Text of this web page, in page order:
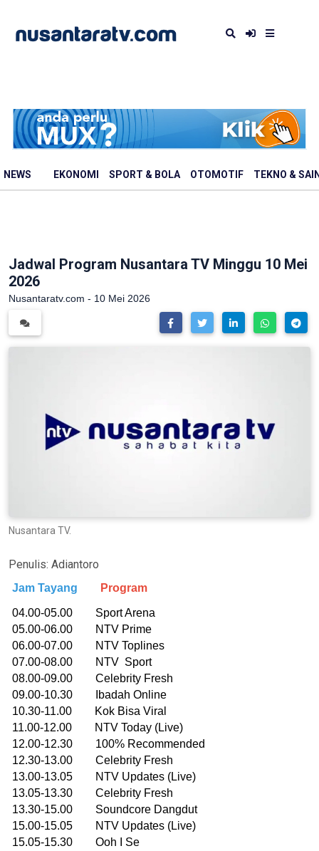
NEWS EKONOMI SPORT & BOLA OTOMOTIF TEKNO &
Jadwal Program Nusantara TV Minggu 10 Mei
2026
Nusantaratv.com - 10 Mei 2026
Nusantara TV.
Penulis: Adiantoro
Jam Tayang Program
04.00-05.00 Sport Arena
05.00-06.00 NTV Prime
06.00-07.00 NTV Toplines
07.00-08.00 NTV Sport
08.00-09.00 Celebrity Fresh
09.00-10.30 Ibadah Online
10.30-11.00 Kok Bisa Viral
11.00-12.00 NTV Today (Live)
12.00-12.30 100% Recommended
12.30-13.00 Celebrity Fresh
13.00-13.05 NTV Updates (Live)
13.05-13.30 Celebrity Fresh
13.30-15.00 Soundcore Dangdut
15.00-15.05 NTV Updates (Live)
15.05-15.30 Ooh I Se